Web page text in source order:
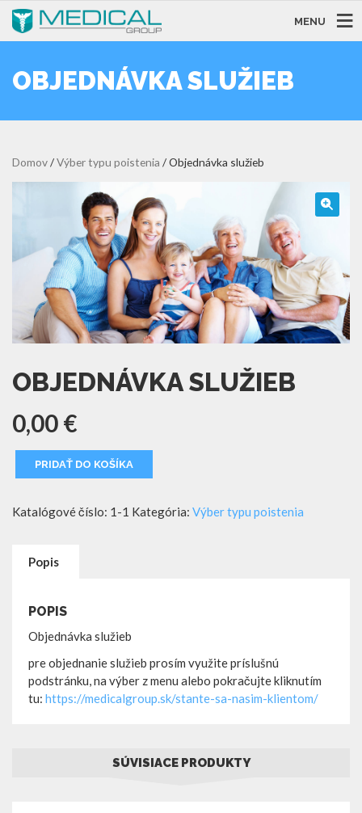
MENU
OBJEDNÁVKA SLUŽIEB
Domov/Výber typu poistenia / Objednávka služieb
OBJEDNÁVKA SLUŽIEB
0,00€
množstvo
Objednávka
PRIDAŤ DO KOŠÍKA
Katalógové číslo: 1-1 Kategória: Výber typu poistenia
Popis
POPIS
Objednávka služieb
pre objednanie služieb prosím využite príslušnú
podstránku, na výber z menu alebo pokračujte kliknutím
tu: https://medicalgroup.sk/stante-sa-nasim-klientom/
SÚVISIACE PRODUKTY